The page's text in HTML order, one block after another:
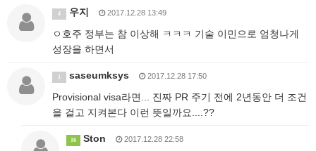
4 우지 2017.12.28 13:49
ㅇ호주 정부는 참 이상해 ㅋㅋㅋ 기술 이민으로 엄청나게
성장을 하면서
saseumksys 2017.12.28 17:50
Provisional visa라면... 진짜 PR 주기 전에 2년동안 더 조건
을 걸고 지켜본다 이런 뜻일까요....??
16 Ston 2017.12.28 22:58